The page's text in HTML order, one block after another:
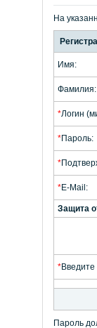
На
Имя:
Фамилия:
*Логин
*Пароль:
*
*E-Mail:
Защита
*Введите
Пароль